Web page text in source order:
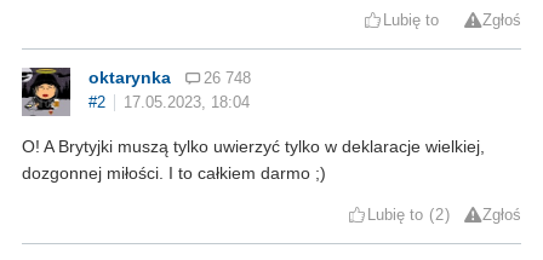
Lubię to Zgłoś
oktarynka
26 748
#2
17.05.2023, 18:04
O! A Brytyjki muszą tylko uwierzyć tylko w deklaracje wielkiej,
dozgonnej miłości. I to całkiem darmo ;)
Lubię to 2 Zgłoś